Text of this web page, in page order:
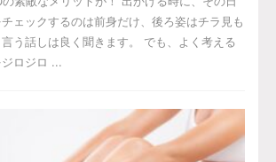
ェックするのは前身だけ、後ろ姿はチラ見も
う話しは良く聞きます。 でも、よく考える
ロジロ ...